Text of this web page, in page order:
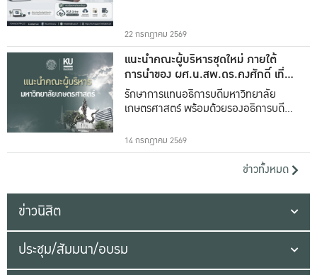
22 กรกฎาคม 2569
แนะนำคณะผู้บริหารชุดใหม่ ภายใต้
การนำของ ผศ.น.สพ.ดร.คงศักดิ์ เที่ยง
ธรรม
รักษาการแทนอธิการบดีมหาวิทยาลัย
เกษตรศาสตร์ พร้อมด้วยรองอธิการบดีทั้ง
14 กรกฎาคม 2569
ข่าวทั้งหมด
ข่าวนิสิต
ประชุม/สัมมนา/อบรม